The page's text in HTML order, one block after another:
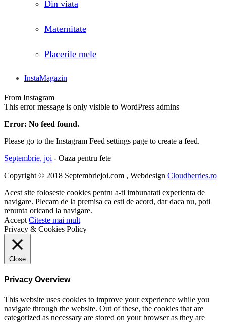
Din viata
Maternitate
Placerile mele
InstaMagazin
From Instagram
This error message is only visible to WordPress admins
Error: No feed found.
Please go to the Instagram Feed settings page to create a feed.
Septembrie, joi - Oaza pentru fete
Copyright © 2018 Septembriejoi.com , Webdesign Cloudberries.ro
Acest site foloseste cookies pentru a-ti imbunatati experienta de
navigare. Plecam de la premisa ca esti de acord, dar daca nu, poti
renunta oricand la navigare.
Accept Citeste mai mult
Privacy & Cookies Policy
Close
Privacy Overview
This website uses cookies to improve your experience while you
navigate through the website. Out of these, the cookies that are
categorized as necessary are stored on your browser as they are